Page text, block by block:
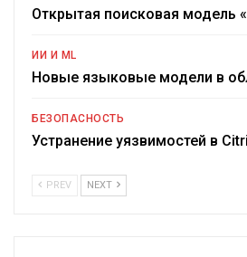
Открытая поисковая модель
ИИ И ML
Новые языковые модели в
БЕЗОПАСНОСТЬ
Устранение уязвимостей в
PREV NEXT